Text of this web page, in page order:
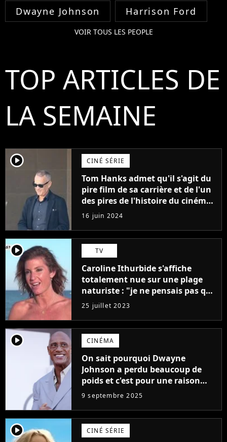
Dwayne Johnson Harrison Ford
VOIR TOUS LES PEOPLE
TOP ARTICLES DE
LA SEMAINE
player2 CINÉ SÉRIE
Tom Hanks admet qu'il s'agit du
pire film de sa carrière et de l'un
des pires de l'histoire du cinéma :
"L'un des films les plus
médiocres jamais réalisés"
16 juin 2024
player2 TV
Caroline Ithurbide s'affiche
totalement nue sur une plage
naturiste : "je ne pensais pas que
j'arriverais à le faire..."
25 juillet 2023
player2 CINÉMA
On sait pourquoi Dwayne
Johnson a perdu beaucoup de
poids et c'est pour une raison
importante
9 septembre 2025
player2 CINÉ SÉRIE